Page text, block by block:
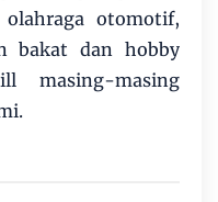
otomotif,
bakat dan hobby
masing-masing